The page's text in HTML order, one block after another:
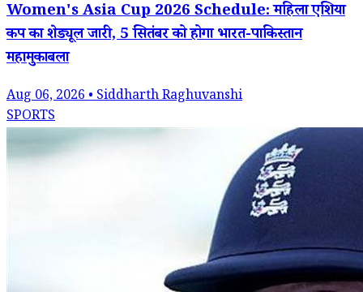
Women's Asia Cup 2026 Schedule: महिला एशिया
कप का शेड्यूल जारी, 5 सितंबर को होगा भारत-पाकिस्तान
महामुकाबला
Aug 06, 2026 • Siddharth Raghuvanshi
SPORTS